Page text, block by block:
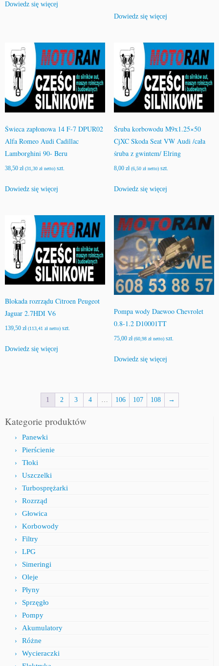
Dowiedz się więcej
Dowiedz się więcej
Świeca zapłonowa 14 F-7 DPUR02
Alfa Romeo Audi Cadillac
Lamborghini 90- Beru
38,50 zł (31,30 zł netto) szt.
Dowiedz się więcej
Śruba korbowodu M9x1.25×50
CjXC Skoda Seat VW Audi /cała
śruba z gwintem/ Elring
8,00 zł (6,50 złnetto)szt.
Dowiedz się więcej
Blokada rozrządu Citroen Peugeot
Jaguar 2.7HDI V6
139,50 zł (113,41 zł netto) szt.
Dowiedz się więcej
Pompa wody Daewoo Chevrolet
0.8-1.2 D10001TT
75,00 zł (60,98 złnetto)szt.
Dowiedz się więcej
1 2 3 4 … 106 107 108 →
Kategorie produktów
Panewki
Pierścienie
Tłoki
Uszczelki
Turbosprężarki
Rozrząd
Głowica
Korbowody
Filtry
LPG
Simeringi
Oleje
Płyny
Sprzęgło
Pompy
Akumulatory
Różne
Wycieraczki